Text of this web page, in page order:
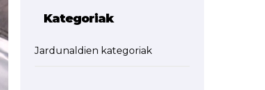
Kategoriak
Jardunaldien kategoriak